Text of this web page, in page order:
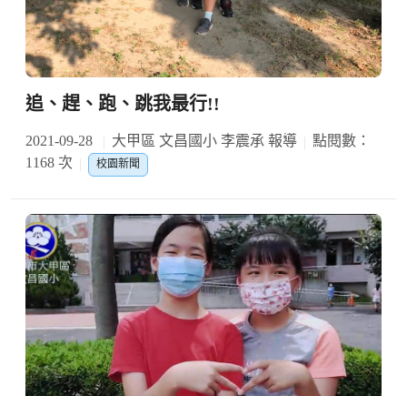
追、趕、跑、跳我最行!!
2021-09-28 大甲區 文昌國小 李震承 報導
點閱數：
1168 次
校園新聞